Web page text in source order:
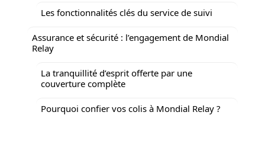
Les fonctionnalités clés du service de suivi
Assurance et sécurité : l’engagement de Mondial
Relay
La tranquillité d’esprit offerte par une
couverture complète
Pourquoi confier vos colis à Mondial Relay ?